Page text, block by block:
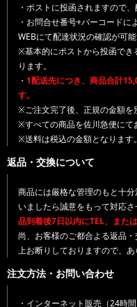
・ポストに投函されますので
・お問合せ番号+バーコードに
WEBにて配達状況の確認が可能
※基本的にポストから投函でき
ります。
・ 1配送先につき、商品合計
す。
※ご注文完了後、正規の金額を
※すべての商品を佐川急便にて
※送料は税込の金額となります。
返品・交換について
商品には厳格な管理のもと十
いましたら誠意をもって対応さ
品到着後7日以内にTEL、また
尚、お客様のご都合よる返品
上お断りしておりますので、あ
注文方法・お問い合わせ
・インターネット販売（24時